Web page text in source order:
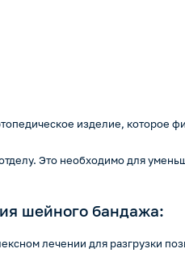
изделие, которое
Это необходимо для
шейного бандажа:
лечении для разгрузки